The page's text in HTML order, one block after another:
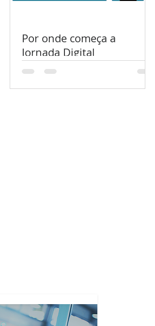
Por onde começa a
Jornada Digital